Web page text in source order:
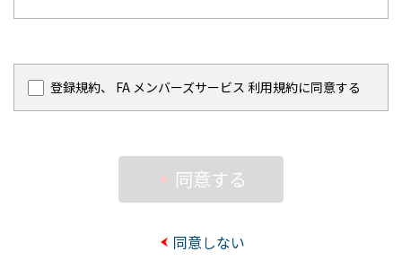
た情報に変更が生じた場合は、速やかに当社
所定の変更手続きを行うものとします。
4.
前項の変更手続きが行われなかったことによ
の責任を負わないものとします。
次の場合、登録の承認を取り消すことがあり
ます。この場合、当社は、その理由を開示す
る義務を負わないものとします。
一致していることをご確認ください。
不一致の場合は、ファイルを解凍しな
いで破棄してください。その後再度ダ
ダウンロード対象のファイルは、圧縮
(ZIP形式または自己解凍型EXE形式)を
施しています。
ダウンロードされたファイルのご使用
登録規約、 FA メンバーズサービス 利用規約に同意する
同意する
同意しない